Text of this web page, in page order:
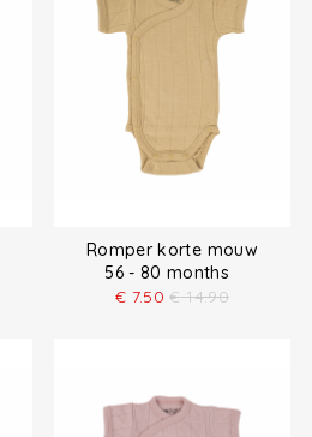
Romper korte mouw
56 - 80 months
€ 7.50 € 14.90